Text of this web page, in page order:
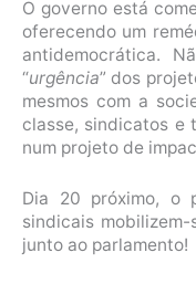
O governo está
oferecendo um
antidemocrática.
“urgência” dos
mesmos com a
classe, sindicatos e
num projeto de
Dia 20 próximo, o
sindicais
junto ao parlamento!